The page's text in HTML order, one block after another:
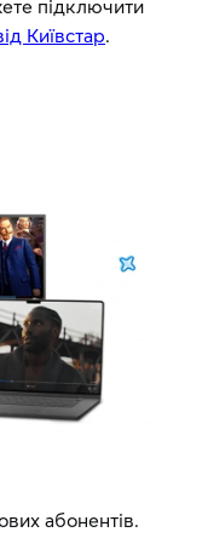
підключити
Київстар.
абонентів.